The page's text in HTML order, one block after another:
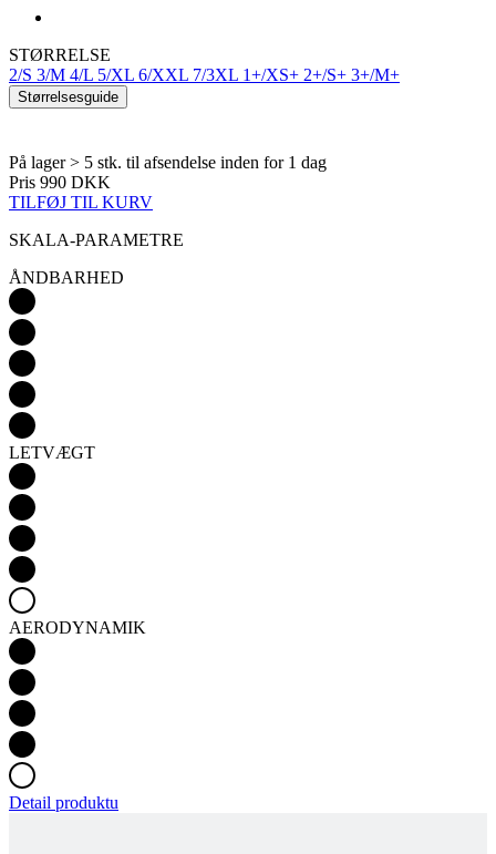
STØRRELSE
2/S 3/M 4/L 5/XL 6/XXL 7/3XL 1+/XS+ 2+/S+ 3+/M+
Størrelsesguide
På lager > 5 stk. til afsendelse inden for 1 dag
Pris 990 DKK
TILFØJ TIL KURV
SKALA-PARAMETRE
ÅNDBARHED
LETVÆGT
AERODYNAMIK
Detail produktu